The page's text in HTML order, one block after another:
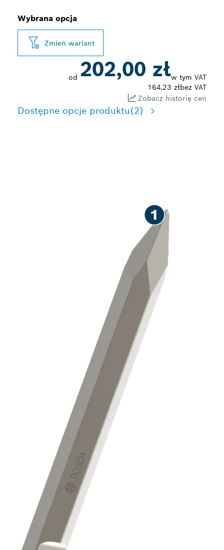
Wybrana opcja
Zmień wariant
od 202,00 złw tym VAT
164,23 złbez VAT
Zobacz historię cen
Dostępne opcje produktu(2)